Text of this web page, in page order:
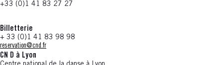
+33 (0)1 41 83 27 27
Billetterie
+ 33 (0)1 41 83 98 98
reservation@cnd.fr
CN D à Lyon